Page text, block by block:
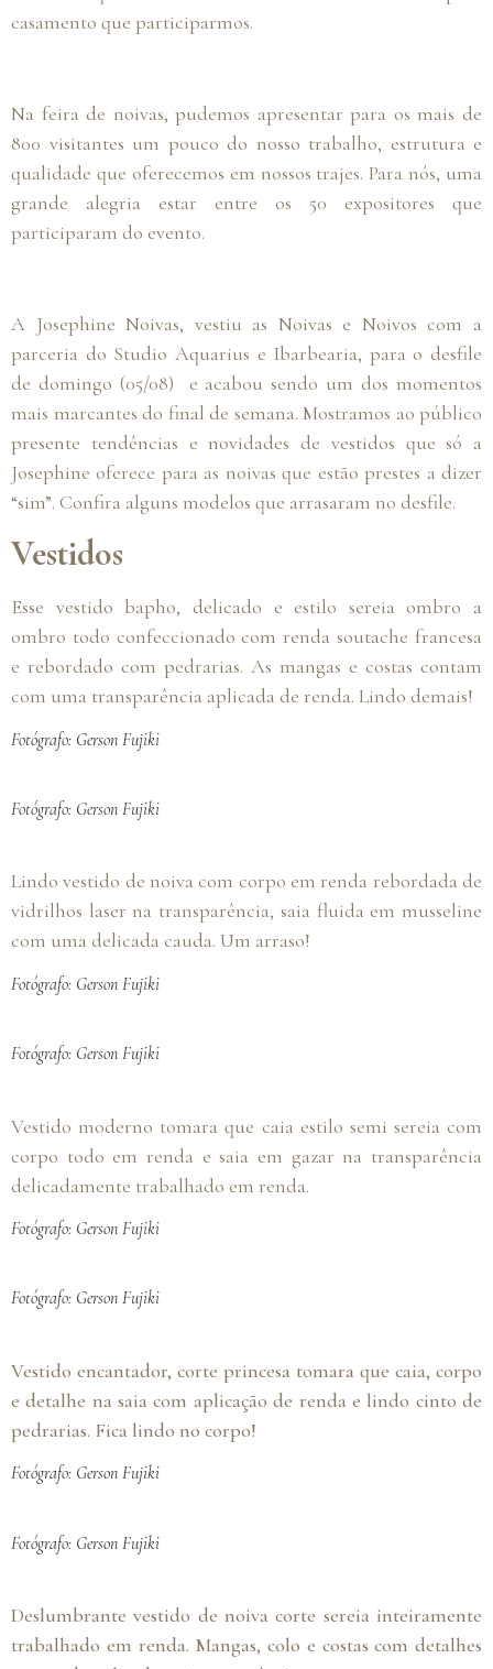
casamento que participarmos.
Na feira de noivas, pudemos apresentar para os mais de
800 visitantes um pouco do nosso trabalho, estrutura e
qualidade que oferecemos em nossos trajes. Para nós, uma
grande alegria estar entre os 50 expositores que
participaram do evento.
A Josephine Noivas, vestiu as Noivas e Noivos com a
parceria do Studio Aquarius e Ibarbearia, para o desfile
de domingo (05/08) e acabou sendo um dos momentos
mais marcantes do final de semana. Mostramos ao público
presente tendências e novidades de vestidos que só a
Josephine oferece para as noivas que estão prestes a dizer
“sim”. Confira alguns modelos que arrasaram no desfile.
Vestidos
Esse vestido bapho, delicado e estilo sereia ombro a
ombro todo confeccionado com renda soutache francesa
e rebordado com pedrarias. As mangas e costas contam
com uma transparência aplicada de renda. Lindo demais!
Fotógrafo: Gerson Fujiki
Fotógrafo: Gerson Fujiki
Lindo vestido de noiva com corpo em renda rebordada de
vidrilhos laser na transparência, saia fluida em musseline
com uma delicada cauda. Um arraso!
Fotógrafo: Gerson Fujiki
Fotógrafo: Gerson Fujiki
Vestido moderno tomara que caia estilo semi sereia com
corpo todo em renda e saia em gazar na transparência
delicadamente trabalhado em renda.
Fotógrafo: Gerson Fujiki
Fotógrafo: Gerson Fujiki
Vestido encantador, corte princesa tomara que caia, corpo
e detalhe na saia com aplicação de renda e lindo cinto de
pedrarias. Fica lindo no corpo!
Fotógrafo: Gerson Fujiki
Fotógrafo: Gerson Fujiki
Deslumbrante vestido de noiva corte sereia inteiramente
trabalhado em renda. Mangas, colo e costas com detalhes